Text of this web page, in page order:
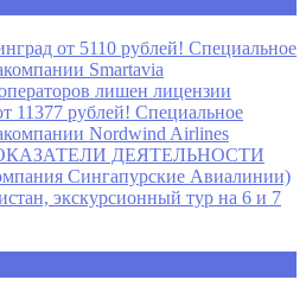
от 5110 рублей! Специальное
Smartavia
лишен лицензии
11377 рублей! Специальное
Nordwind Airlines
ДЕЯТЕЛЬНОСТИ
Сингапурские Авиалинии)
экскурсионный тур на 6 и 7